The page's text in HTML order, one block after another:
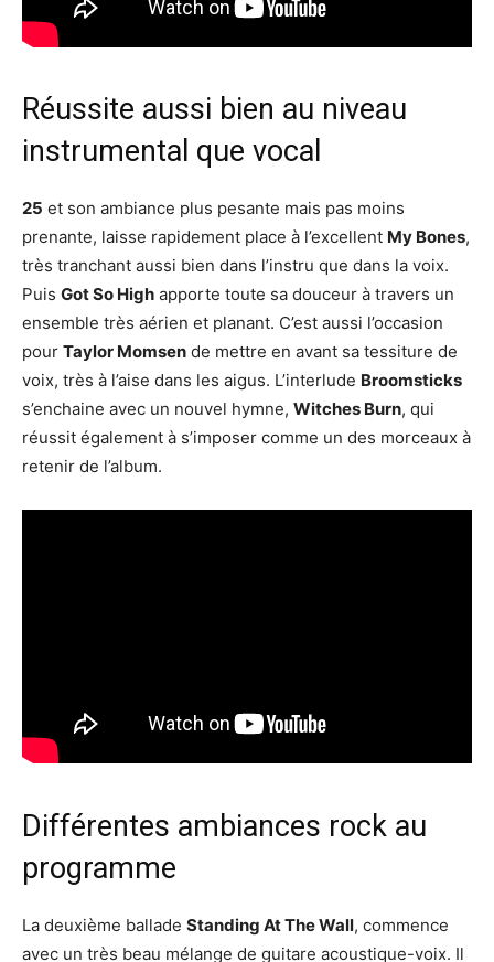
Réussite aussi bien au niveau
instrumental que vocal
25 et son ambiance plus pesante mais pas moins
prenante, laisse rapidement place à l’excellent My Bones,
très tranchant aussi bien dans l’instru que dans la voix.
Puis Got So High apporte toute sa douceur à travers un
ensemble très aérien et planant. C’est aussi l’occasion
pour Taylor Momsen de mettre en avant sa tessiture de
voix, très à l’aise dans les aigus. L’interlude Broomsticks
s’enchaine avec un nouvel hymne, Witches Burn, qui
réussit également à s’imposer comme un des morceaux à
retenir de l’album.
Différentes ambiances rock au
programme
La deuxième ballade Standing At The Wall, commence
avec un très beau mélange de guitare acoustique-voix. Il